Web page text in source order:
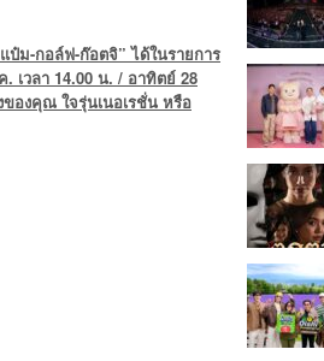
ม-กอล์ฟ-ก๊อตจิ” ได้ในรายการ
เวลา 14.00 น. / อาทิตย์ 28
องคุณ ใจรุ่นเนอเรชั่น หรือ